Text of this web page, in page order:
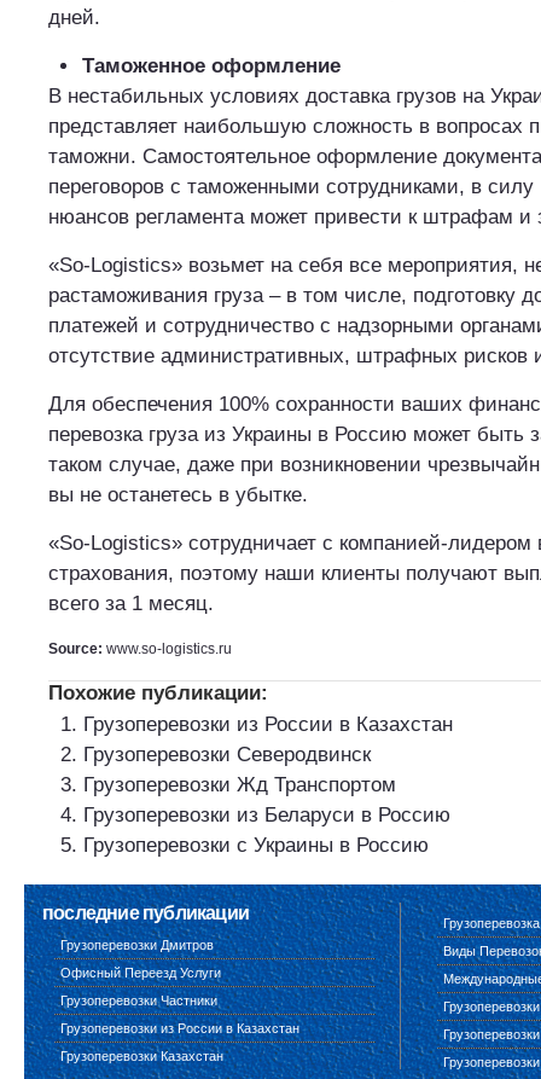
дней.
Таможенное оформление
В нестабильных условиях доставка грузов на
представляет наибольшую сложность в вопросах
таможни. Самостоятельное оформление
переговоров с таможенными сотрудниками, в силу
нюансов регламента может привести к штрафам и
«So-Logistics» возьмет на себя все мероприятия,
растаможивания груза – в том числе, подготовку
платежей и сотрудничество с надзорными
отсутствие административных, штрафных рисков
Для обеспечения 100% сохранности ваших
перевозка груза из Украины в Россию может быть
таком случае, даже при возникновении
вы не останетесь в убытке.
«So-Logistics» сотрудничает с компанией-лидером
страхования, поэтому наши клиенты получают
всего за 1 месяц.
Source: www.so-logistics.ru
Похожие публикации:
Грузоперевозки из России в Казахстан
Грузоперевозки Северодвинск
Грузоперевозки Жд Транспортом
Грузоперевозки из Беларуси в Россию
Грузоперевозки с Украины в Россию
последние публикации
Грузоперевозки Дмитров
Офисный Переезд Услуги
Грузоперевозки Частники
Грузоперевозки из России в Казахстан
Грузоперевозки Казахстан
Виды